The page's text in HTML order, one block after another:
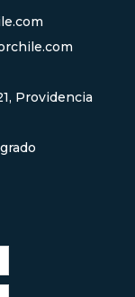
Providencia